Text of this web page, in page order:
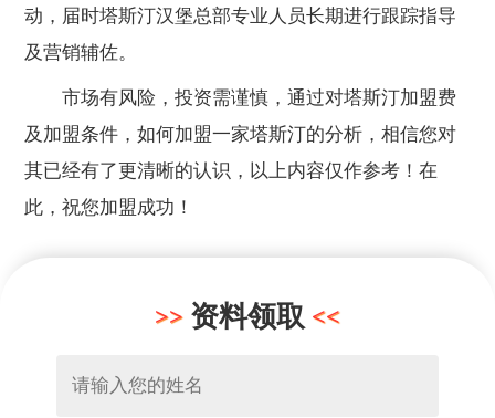
动，届时塔斯汀汉堡总部专业人员长期进行跟踪指导
及营销辅佐。
市场有风险，投资需谨慎，通过对塔斯汀加盟费
及加盟条件，如何加盟一家塔斯汀的分析，相信您对
其已经有了更清晰的认识，以上内容仅作参考！在
此，祝您加盟成功！
资料领取